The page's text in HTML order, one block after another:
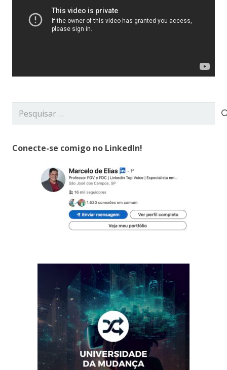
Pesquisar
Conecte-se comigo no LinkedIn!